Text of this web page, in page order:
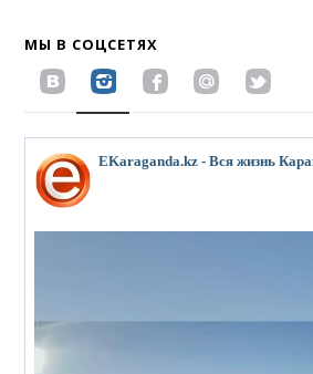
МЫ В СОЦСЕТЯХ
EKaraganda.kz - Вся жизнь